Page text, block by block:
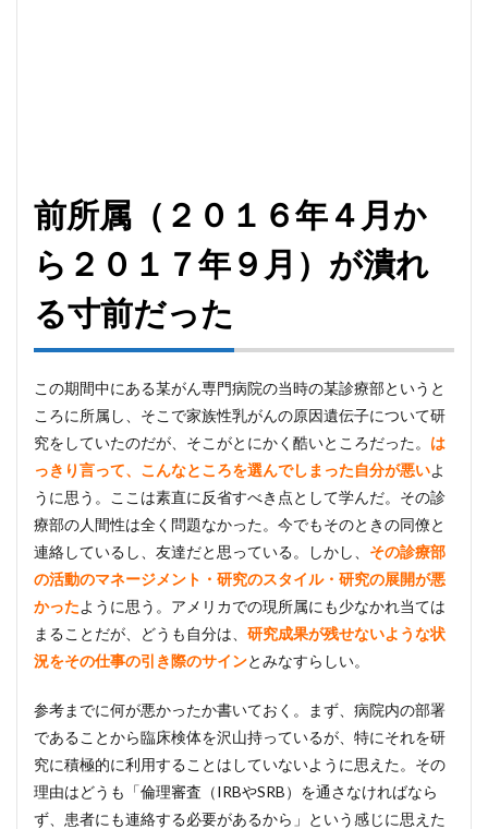
前所属（２０１６年４月か
ら２０１７年９月）が潰れ
る寸前だった
この期間中にある某がん専門病院の当時の某診療部というと
ころに所属し、そこで家族性乳がんの原因遺伝子について研
究をしていたのだが、そこがとにかく酷いところだった。 は
っきり言って、こんなところを選んでしまった自分が悪いよ
うに思う。ここは素直に反省すべき点として学んだ。その診
療部の人間性は全く問題なかった。今でもそのときの同僚と
連絡しているし、友達だと思っている。しかし、 その診療部
の活動のマネージメント・研究のスタイル・研究の展開が悪
かったように思う。アメリカでの現所属にも少なかれ当ては
まることだが、どうも自分は、 研究成果が残せないような状
況をその仕事の引き際のサインとみなすらしい。
参考までに何が悪かったか書いておく。まず、病院内の部署
であることから臨床検体を沢山持っているが、特にそれを研
究に積極的に利用することはしていないように思えた。その
理由はどうも「倫理審査（IRBやSRB）を通さなければなら
ず、患者にも連絡する必要があるから」という感じに思えた